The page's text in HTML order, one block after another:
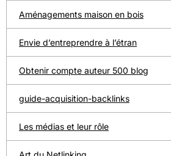
Aménagements maison en bois
Envie d’entreprendre à l’étran
Obtenir compte auteur 500 blog
guide-acquisition-backlinks
Les médias et leur rôle